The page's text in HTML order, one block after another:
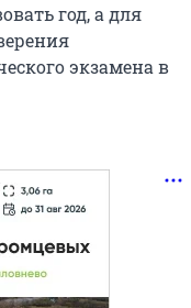
год, а для
экзамена в